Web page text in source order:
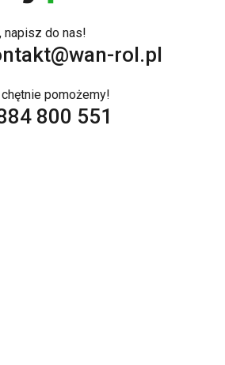
napisz do nas!
rol.pl
pomożemy!
800 551